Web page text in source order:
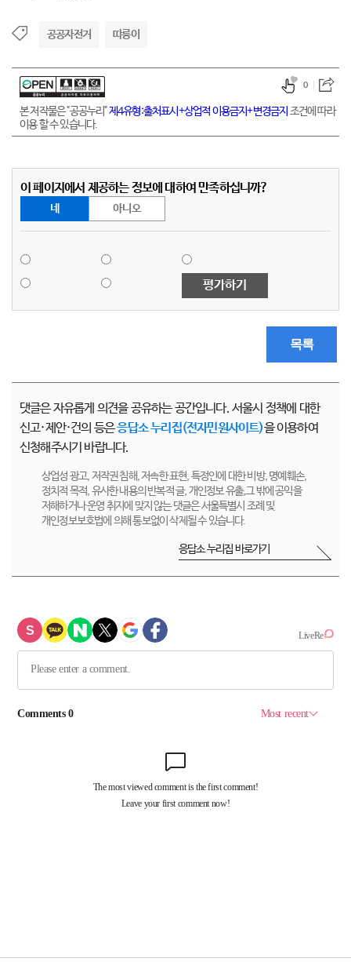
공공자전거 따릉이
본 저작물은 "공공누리"제4유형:출처표시+상업적 이용금지+변경금지 조건에 따라
이용 할 수 있습니다.
0
이 페이지에서 제공하는 정보에 대하여 만족하십니까?
네 아니오
평가하기
목록
댓글은 자유롭게 의견을 공유하는 공간입니다. 서울시 정책에 대한
신고·제안·건의 등은응답소 누리집(전자민원사이트)을 이용하여
신청해주시기 바랍니다.
상업성 광고, 저작권 침해, 저속한 표현, 특정인에 대한 비방, 명예훼손,
정치적 목적, 유사한 내용의 반복적 글, 개인정보 유출,그 밖에 공익을
저해하거나 운영 취지에 맞지 않는 댓글은 서울특별시 조례 및
개인정보보호법에 의해 통보없이 삭제될 수 있습니다.
응답소 누리집 바로가기